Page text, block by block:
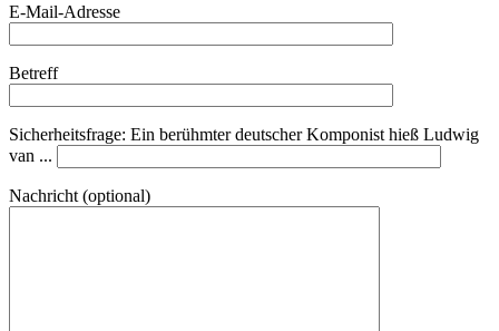
E-Mail-Adresse
Betreff
Sicherheitsfrage: Ein berühmter deutscher Komponist hieß Ludwig
van ...
Nachricht (optional)